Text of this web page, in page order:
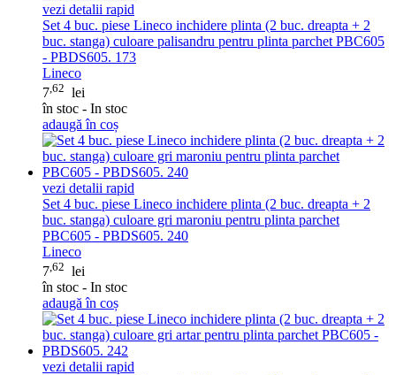
vezi detalii rapid
Set 4 buc. piese Lineco inchidere plinta (2 buc. dreapta + 2
buc. stanga) culoare palisandru pentru plinta parchet PBC605
- PBDS605. 173
Lineco
7 ,62 lei
în stoc - In stoc
adaugă în coș
vezi detalii rapid
Set 4 buc. piese Lineco inchidere plinta (2 buc. dreapta + 2
buc. stanga) culoare gri maroniu pentru plinta parchet
PBC605 - PBDS605. 240
Lineco
7,62 lei
în stoc - In stoc
adaugă în coș
vezi detalii rapid